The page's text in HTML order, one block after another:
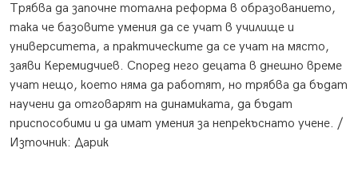
Трябва да започне тотална реформа в образованието,
така че базовите умения да се учат в училище и
университета, а практическите да се учат на място,
заяви Керемидчиев. Според него децата в днешно време
учат нещо, което няма да работят, но трябва да бъдат
научени да отговарят на динамиката, да бъдат
приспособими и да имат умения за непрекъснато учене. /
Източник: Дарик